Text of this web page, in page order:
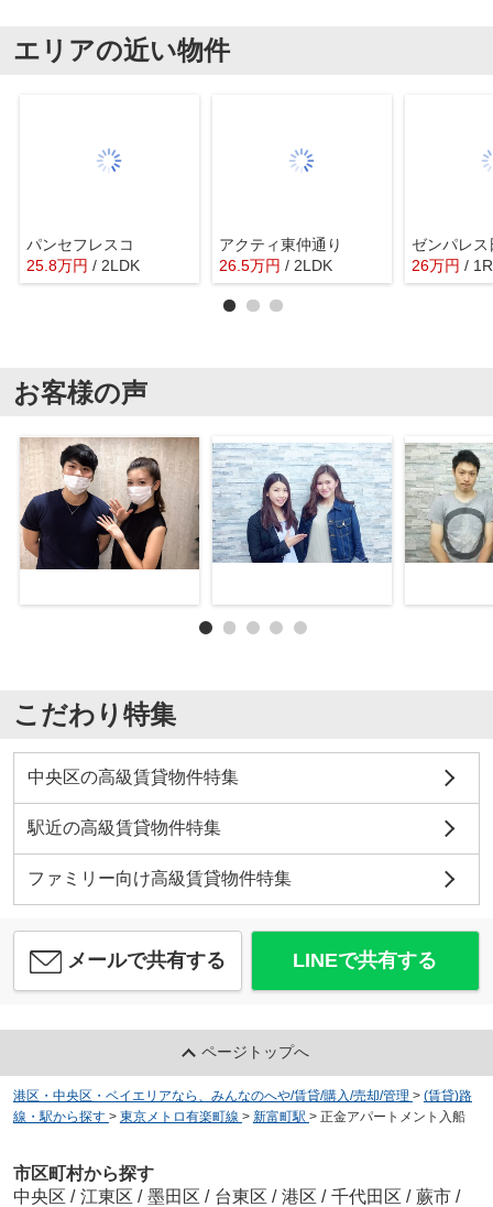
エリアの近い物件
パンセフレスコ
25.8万円 / 2LDK
アクティ東仲通り
26.5万円 / 2LDK
ゼンパレス
26万円 / 1R
お客様の声
こだわり特集
中央区の高級賃貸物件特集
駅近の高級賃貸物件特集
ファミリー向け高級賃貸物件特集
メールで共有する LINEで共有する
ページトップへ
港区・中央区・ベイエリアなら、みんなのへや/賃貸/購入/売却/管理 > (賃貸)路
線・駅から探す > 東京メトロ有楽町線 > 新富町駅 > 正金アパートメント入船
市区町村から探す
中央区 / 江東区 / 墨田区 / 台東区 / 港区 / 千代田区 / 蕨市 /